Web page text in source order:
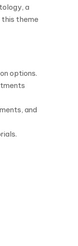
a
this theme
options.
and